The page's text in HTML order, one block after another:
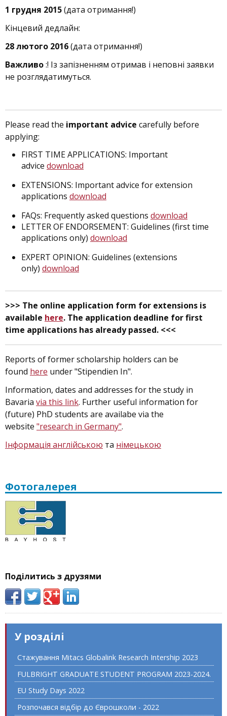
1 грудня 2015(дата отримання!)
Кінцевий дедлайн:
28 лютого 2016(дата отримання!)
Важливо:! Із запізненням отримав і неповні заявки
не розглядатимуться.
Please read the important advice carefully before
applying:
FIRST TIME APPLICATIONS: Important
advice download
EXTENSIONS: Important advice for extension
applications download
FAQs: Frequently asked questions download
LETTER OF ENDORSEMENT: Guidelines (first time
applications only) download
EXPERT OPINION: Guidelines (extensions
only) download
>>> The online application form for extensions is
available here. The application deadline for first
time applications has already passed. <<<
Reports of former scholarship holders can be
found here under "Stipendien In".
Information, dates and addresses for the study in
Bavaria via this link. Further useful information for
(future) PhD students are availabe via the
website "research in Germany".
Інформація англійською та німецькою
Фотогалерея
Поділитись з друзями
У розділі
Стажування Mitacs Globalink Research Intership 2023
FULBRIGHT GRADUATE STUDENT PROGRAM 2023-2024.
EU Study Days 2022
Розпочався відбір до Єврошколи - 2022